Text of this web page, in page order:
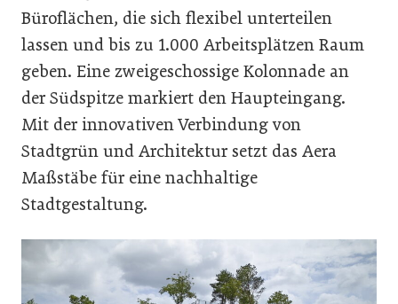
Büroflächen, die sich flexibel unterteilen
lassen und bis zu 1.000 Arbeitsplätzen Raum
geben. Eine zweigeschossige Kolonnade an
der Südspitze markiert den Haupteingang.
Mit der innovativen Verbindung von
Stadtgrün und Architektur setzt das Aera
Maßstäbe für eine nachhaltige
Stadtgestaltung.